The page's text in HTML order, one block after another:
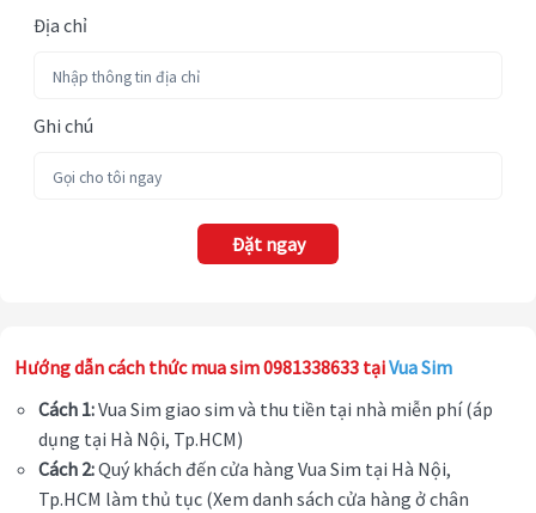
Địa chỉ
Ghi chú
Đặt ngay
Hướng dẫn cách thức mua sim 0981338633 tạiVua Sim
Cách 1:Vua Sim giao sim và thu tiền tại nhà miễn phí (áp
dụng tại Hà Nội, Tp.HCM)
Cách 2:Quý khách đến cửa hàng Vua Sim tại Hà Nội,
Tp.HCM làm thủ tục (Xem danh sách cửa hàng ở chân